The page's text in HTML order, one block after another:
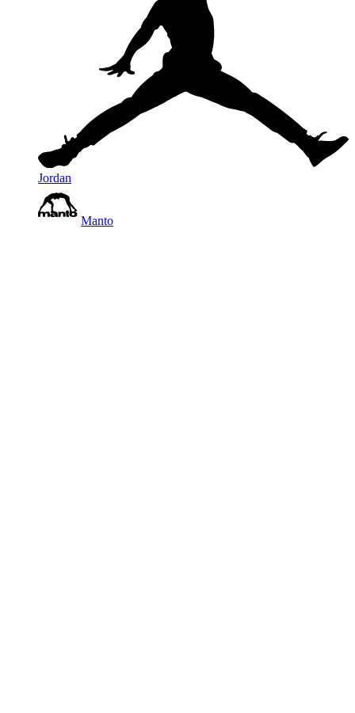
Jordan
Manto